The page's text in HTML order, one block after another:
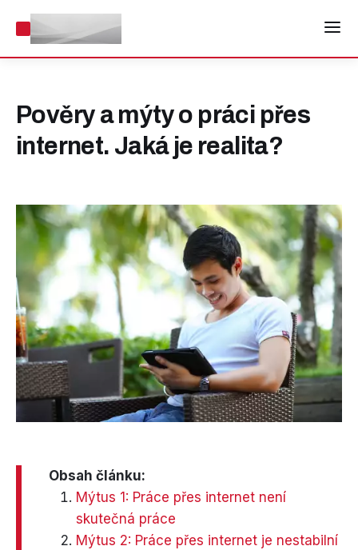
Pověry a mýty o práci přes
internet. Jaká je realita?
Obsah článku:
Mýtus 1: Práce přes internet není
skutečná práce
Mýtus 2: Práce přes internet je nestabilní